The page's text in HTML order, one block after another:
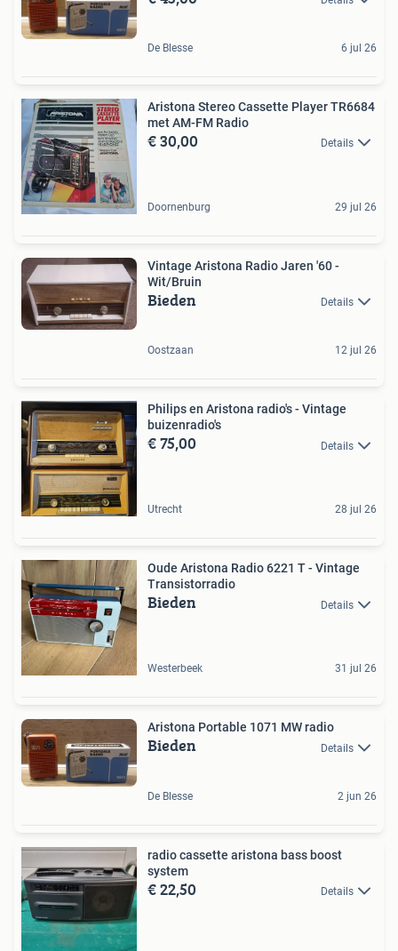
De Blesse 6 jul 26
Aristona Stereo Cassette Player TR6684
met AM-FM Radio
€ 30,00 Details
Doornenburg 29 jul 26
Vintage Aristona Radio Jaren '60 -
Wit/Bruin
Bieden Details
Oostzaan 12 jul 26
Philips en Aristona radio's - Vintage
buizenradio's
€ 75,00 Details
Utrecht 28 jul 26
Oude Aristona Radio 6221 T - Vintage
Transistorradio
Bieden Details
Westerbeek 31 jul 26
Aristona Portable 1071 MW radio
Bieden Details
De Blesse 2 jun 26
radio cassette aristona bass boost
system
€ 22,50 Details